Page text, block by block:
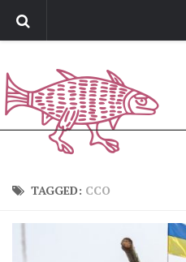
Обратная связь
Поддержать сайт
Зараз
TAGGED: ССО